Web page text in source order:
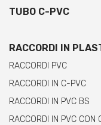
TUBO C-PVC
RACCORDI IN
RACCORDI PVC
RACCORDI IN C-PVC
RACCORDI IN PVC BS
RACCORDI IN PVC CON